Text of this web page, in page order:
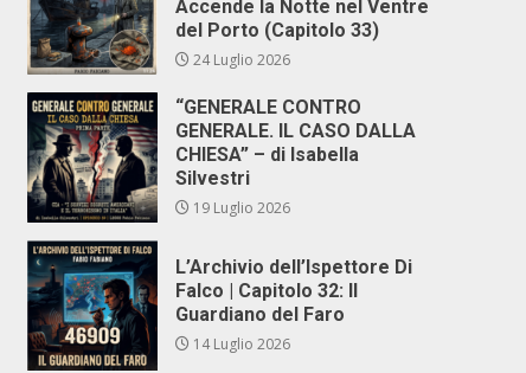
Accende la Notte nel Ventre
del Porto (Capitolo 33)
24 Luglio 2026
“GENERALE CONTRO
GENERALE. IL CASO DALLA
CHIESA” – di Isabella
Silvestri
19 Luglio 2026
L’Archivio dell’Ispettore Di
Falco | Capitolo 32: Il
Guardiano del Faro
14 Luglio 2026